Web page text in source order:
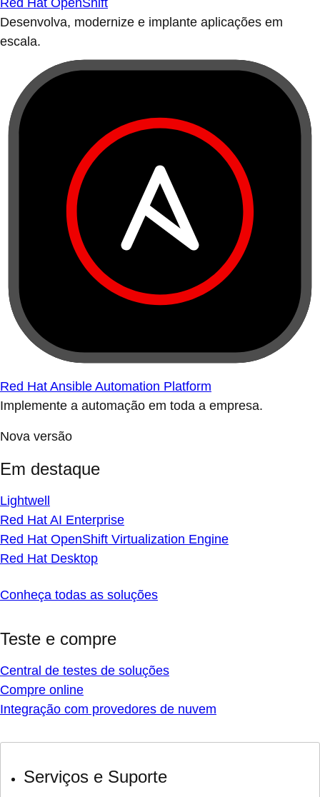
Red Hat OpenShift
Desenvolva, modernize e implante aplicações em
escala.
Red Hat Ansible Automation Platform
Implemente a automação em toda a empresa.
Nova versão
Em destaque
Lightwell
Red Hat AI Enterprise
Red Hat OpenShift Virtualization Engine
Red Hat Desktop
Conheça todas as soluções
Teste e compre
Central de testes de soluções
Compre online
Integração com provedores de nuvem
Serviços e Suporte